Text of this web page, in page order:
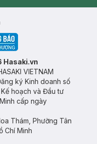
Hasaki.vn
VIETNAM
ký Kinh doanh số
hoạch và Đầu tư
cấp ngày
Thám, Phường Tân
Chí Minh